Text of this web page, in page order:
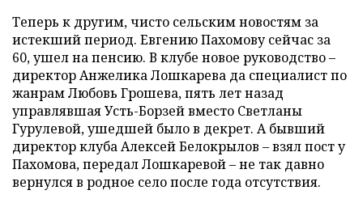
Теперь к другим, чисто сельским новостям за
истекший период. Евгению Пахомову сейчас за
60, ушел на пенсию. В клубе новое руководство –
директор Анжелика Лошкарева да специалист по
жанрам Любовь Грошева, пять лет назад
управлявшая Усть-Борзей вместо Светланы
Гурулевой, ушедшей было в декрет. А бывший
директор клуба Алексей Белокрылов – взял пост у
Пахомова, передал Лошкаревой – не так давно
вернулся в родное село после года отсутствия.